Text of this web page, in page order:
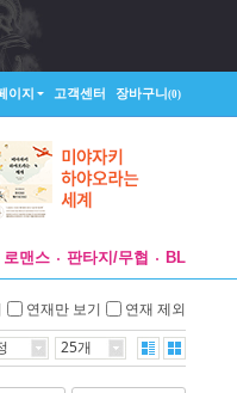
이지 고객센터 장바구니(0)
로맨스 판타지/무협 BL
연재만 보기 연재 제외
25개